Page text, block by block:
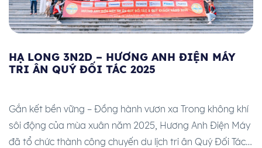
HẠ LONG 3N2D – HƯƠNG ANH ĐIỆN MÁY
TRI ÂN QUÝ ĐỐI TÁC 2025
Gắn kết bền vững – Đồng hành vươn xa Trong không khí
sôi động của mùa xuân năm 2025, Hương Anh Điện Máy
đã tổ chức thành công chuyến du lịch tri ân Quý Đối Tác